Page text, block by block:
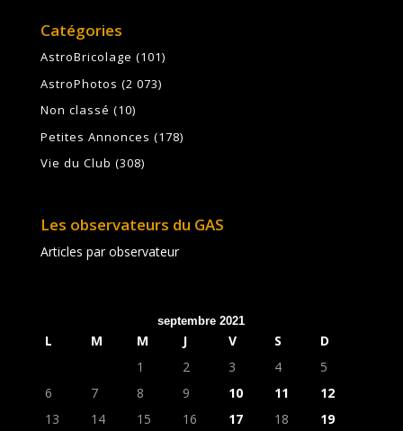
Catégories
AstroBricolage (101)
AstroPhotos (2 073)
Non classé (10)
Petites Annonces (178)
Vie du Club (308)
Les observateurs du GAS
Articles par observateur
septembre 2021
L M M J V S
D
1
2 3 4
5
6
7 8 9 10 11
12
13
14 15 16 17 18
19